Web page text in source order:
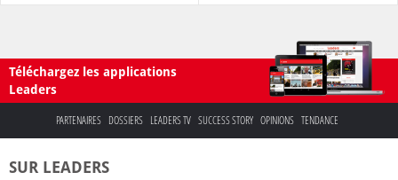
Téléchargez les applications
Leaders
PARTENAIRES DOSSIERS LEADERS TV SUCCESS STORY OPINIONS TENDANCE
SUR LEADERS